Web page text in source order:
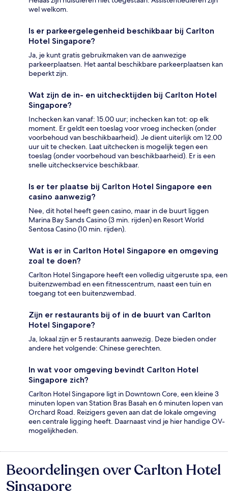
wel welkom.
Is er parkeergelegenheid beschikbaar bij Carlton
Hotel Singapore?
Ja, je kunt gratis gebruikmaken van de aanwezige
parkeerplaatsen. Het aantal beschikbare parkeerplaatsen kan
beperkt zijn.
Wat zijn de in- en uitchecktijden bij Carlton Hotel
Singapore?
Inchecken kan vanaf: 15.00 uur; inchecken kan tot: op elk
moment. Er geldt een toeslag voor vroeg inchecken (onder
voorbehoud van beschikbaarheid). Je dient uiterlijk om 12.00
uur uit te checken. Laat uitchecken is mogelijk tegen een
toeslag (onder voorbehoud van beschikbaarheid). Er is een
snelle uitcheckservice beschikbaar.
Is er ter plaatse bij Carlton Hotel Singapore een
casino aanwezig?
Nee, dit hotel heeft geen casino, maar in de buurt liggen
Marina Bay Sands Casino (3 min. rijden) en Resort World
Sentosa Casino (10 min. rijden).
Wat is er in Carlton Hotel Singapore en omgeving
zoal te doen?
Carlton Hotel Singapore heeft een volledig uitgeruste spa, een
buitenzwembad en een fitnesscentrum, naast een tuin en
toegang tot een buitenzwembad.
Zijn er restaurants bij of in de buurt van Carlton
Hotel Singapore?
Ja, lokaal zijn er 5 restaurants aanwezig. Deze bieden onder
andere het volgende: Chinese gerechten.
In wat voor omgeving bevindt Carlton Hotel
Singapore zich?
Carlton Hotel Singapore ligt in Downtown Core, een kleine 3
minuten lopen van Station Bras Basah en 6 minuten lopen van
Orchard Road. Reizigers geven aan dat de lokale omgeving
een centrale ligging heeft. Daarnaast vind je hier handige OV-
mogelijkheden.
Beoordelingen
Beoordelingen over Carlton Hotel
Singapore